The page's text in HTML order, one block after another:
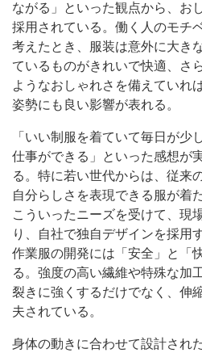
ながる」といった観点から、お
採用されている。働く人のモチ
考えたとき、服装は意外に大き
ているものがきれいで快適、さ
ようなおしゃれさを備えていれ
姿勢にも良い影響が表れる。
「いい制服を着ていて毎日が少
仕事ができる」といった感想が
る。特に若い世代からは、従来
自分らしさを表現できる服が着
こういったニーズを受けて、現
り、自社で独自デザインを採用
作業服の開発には「安全」と「
る。強度の高い繊維や特殊な加
裂きに強くするだけでなく、伸
夫されている。
身体の動きに合わせて設計され